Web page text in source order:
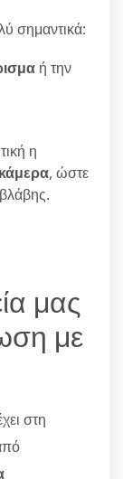
σημαντικά:
ή την
η
, ώστε
μας
με
στη